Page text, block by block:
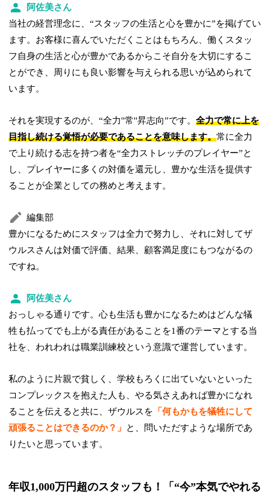
阿佐美さん
当社の経営理念に、“スタッフの生活と心を豊かに”を掲げてい
ます。お客様に喜んでいただくことはもちろん、働くスタッ
フ自身の生活と心が豊かであるからこそ自分を大切にするこ
とができ、周りにも良い影響を与えられる思いが込められて
います。
それを実現するのが、“全力''常''昇志向”です。全力で常に上を
目指し続ける覚悟が必要であることを意味します。常に全力
で上り続ける志を持つ者を“全力ストレッチのプレイヤー”と
し、プレイヤーに多くの対価を還元し、豊かな生活を提供す
ることが企業としての務めと考えます。
編集部
豊かになるためにスタッフは全力で努力し、それに対してザ
ウルスさんは対価で評価、結果、顧客満足度にもつながるの
ですね。
阿佐美さん
おっしゃる通りです。心も生活も豊かになるためはどんな犠
牲も払ってでも上がる責任があることを1番のテーマとする当
社を、われわれは職業訓練校という意識で運営しています。
私のように片親で貧しく、学校もろくに出ていないといった
コンプレックスを抱えた人も、やる気さえあれば豊かになれ
ることを伝えると共に、ザウルスを 「何もかもを犠牲にして
頑張ることはできるのか？」
と、問いただすような場所であ
りたいと思っています。
年収1,000万円超のスタッフも！「“今”本気でやれる